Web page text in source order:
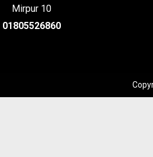
Mirpur 10
01805526860